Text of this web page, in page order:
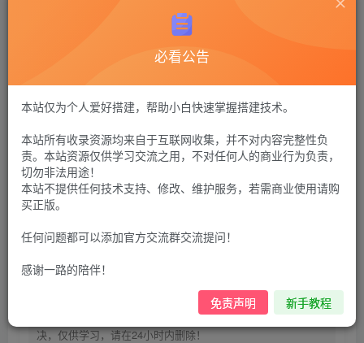
传奇xo引擎36
G币30 限时特惠
G币100
个人会员G币9.9 至尊会员 免费
购买前请先看完新手教程,未认真看完一切问题自行解决
点击查看
仅支持云服务器搭建，适用于小白快速搭建，只能确保安卓正
常进入游戏和后台使用，如有苹果请自测，游戏多少自带一些
bug，若后面因为bug或者其他原因导致游戏无法进入请自行解
决，仅供学习，请在24小时内删除！
付费资源
必看公告
本站仅为个人爱好搭建，帮助小白快速掌握搭建技术。
本站所有收录资源均来自于互联网收集，并不对内容完整性负
责。本站资源仅供学习交流之用，不对任何人的商业行为负责，
切勿非法用途！
本站不提供任何技术支持、修改、维护服务，若需商业使用请购
买正版。
任何问题都可以添加官方交流群交流提问！
感谢一路的陪伴！
免责声明 新手教程